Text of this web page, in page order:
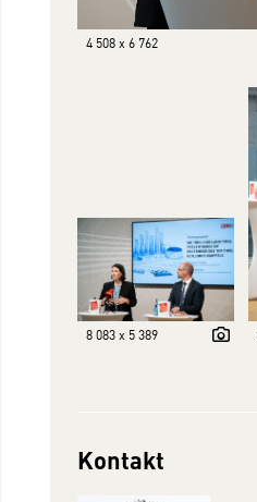
4 508 x 6 762
8 083 x 5 389
Kontakt